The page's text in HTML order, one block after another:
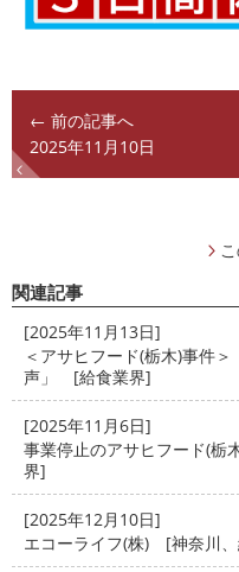
← 前の記事へ
2025年11月10日
関連記事
[2025年11月13日]
＜アサヒフード(栃木)事件
声」 [給食業界]
[2025年11月6日]
事業停止のアサヒフード(
界]
[2025年12月10日]
エコーライフ(株) [神奈川